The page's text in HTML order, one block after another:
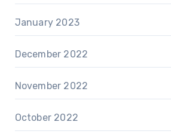
January 2023
December 2022
November 2022
October 2022